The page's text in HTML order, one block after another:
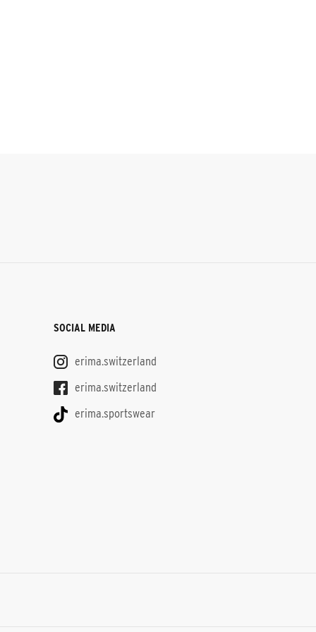
SOCIAL MEDIA
erima.switzerland
erima.switzerland
erima.sportswear